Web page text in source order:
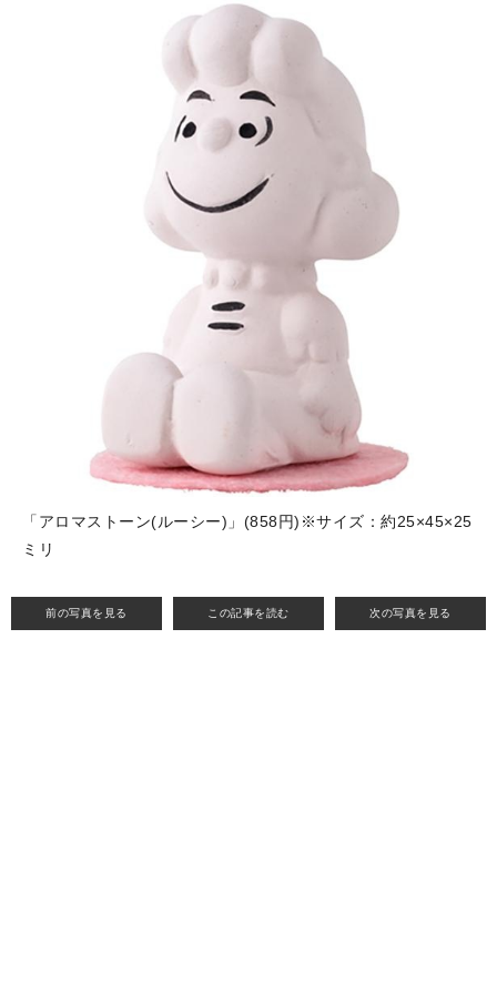
前の写真を見る この記事を読む 次の写真を見る
「アロマストーン(ルーシー)」(858円)※サイズ：約25×45×25
ミリ